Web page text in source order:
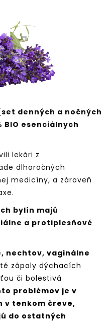
denných a nočných
BIO esenciálnych
lekári z
dlhoročných
medicíny, a zároveň
bylín majú
a protiplesňové
nechtov, vaginálne
zápaly dýchacích
či bolestivá
problémov je v
v tenkom čreve,
do ostatných